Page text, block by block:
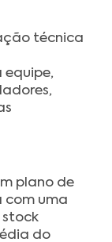
técnica
plano de
com uma
stock
do